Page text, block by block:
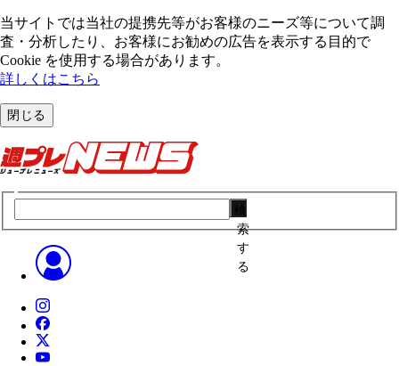
当サイトでは当社の提携先等がお客様のニーズ等について調
査・分析したり、お客様にお勧めの広告を表⽰する⽬的で
Cookie を使⽤する場合があります。
詳しくはこちら
閉じる
索
す
る